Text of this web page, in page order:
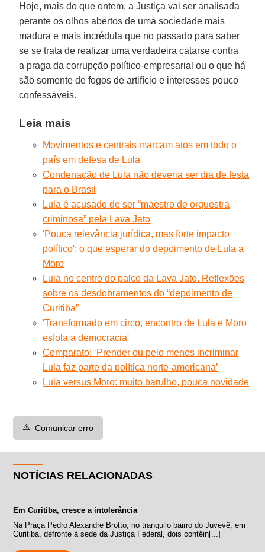
Hoje, mais do que ontem, a Justiça vai ser analisada
perante os olhos abertos de uma sociedade mais
madura e mais incrédula que no passado para saber
se se trata de realizar uma verdadeira catarse contra
a praga da corrupção político-empresarial ou o que há
são somente de fogos de artifício e interesses pouco
confessáveis.
Leia mais
Movimentos e centrais marcam atos em todo o
país em defesa de Lula
Condenação de Lula não deveria ser dia de festa
para o Brasil
Lula é acusado de ser “maestro de orquestra
criminosa” pela Lava Jato
'Pouca relevância jurídica, mas forte impacto
político': o que esperar do depoimento de Lula a
Moro
Lula no centro do palco da Lava Jato. Reflexões
sobre os desdobramentos do “depoimento de
Curitiba”
'Transformado em circo, encontro de Lula e Moro
esfola a democracia'
Comparato: ‘Prender ou pelo menos incriminar
Lula faz parte da política norte-americana’
Lula versus Moro: muito barulho, pouca novidade
⚠️ Comunicar erro
NOTÍCIAS RELACIONADAS
Em Curitiba, cresce a intolerância
Na Praça Pedro Alexandre Brotto, no tranquilo bairro do Juvevê, em
Curitiba, defronte à sede da Justiça Federal, dois contêin[...]